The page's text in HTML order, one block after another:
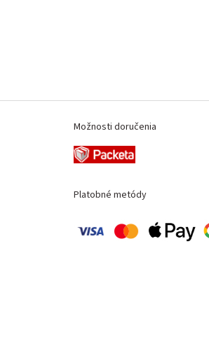
Možnosti doručenia
Platobné metódy